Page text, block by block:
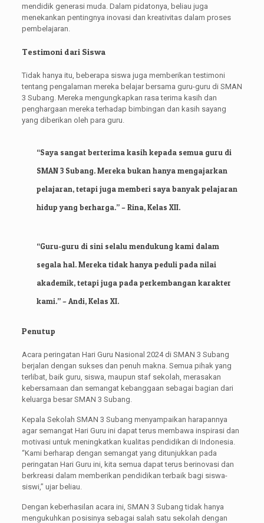
mendidik generasi muda. Dalam pidatonya, beliau juga
menekankan pentingnya inovasi dan kreativitas dalam proses
pembelajaran.
Testimoni dari Siswa
Tidak hanya itu, beberapa siswa juga memberikan testimoni
tentang pengalaman mereka belajar bersama guru-guru di SMAN
3 Subang. Mereka mengungkapkan rasa terima kasih dan
penghargaan mereka terhadap bimbingan dan kasih sayang
yang diberikan oleh para guru.
“Saya sangat berterima kasih kepada semua guru di
SMAN 3 Subang. Mereka bukan hanya mengajarkan
pelajaran, tetapi juga memberi saya banyak pelajaran
hidup yang berharga.” – Rina, Kelas XII.
“Guru-guru di sini selalu mendukung kami dalam
segala hal. Mereka tidak hanya peduli pada nilai
akademik, tetapi juga pada perkembangan karakter
kami.” – Andi, Kelas XI.
Penutup
Acara peringatan Hari Guru Nasional 2024 di SMAN 3 Subang
berjalan dengan sukses dan penuh makna. Semua pihak yang
terlibat, baik guru, siswa, maupun staf sekolah, merasakan
kebersamaan dan semangat kebanggaan sebagai bagian dari
keluarga besar SMAN 3 Subang.
Kepala Sekolah SMAN 3 Subang menyampaikan harapannya
agar semangat Hari Guru ini dapat terus membawa inspirasi dan
motivasi untuk meningkatkan kualitas pendidikan di Indonesia.
“Kami berharap dengan semangat yang ditunjukkan pada
peringatan Hari Guru ini, kita semua dapat terus berinovasi dan
berkreasi dalam memberikan pendidikan terbaik bagi siswa-
siswi,” ujar beliau.
Dengan keberhasilan acara ini, SMAN 3 Subang tidak hanya
mengukuhkan posisinya sebagai salah satu sekolah dengan